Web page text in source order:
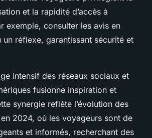
et la rapidité d’accès à
exemple, consulter les avis en
un réflexe, garantissant sécurité et
intensif des réseaux sociaux et
fusionne inspiration et
synergie reflète l’évolution des
2024, où les voyageurs sont de
et informés, recherchant des